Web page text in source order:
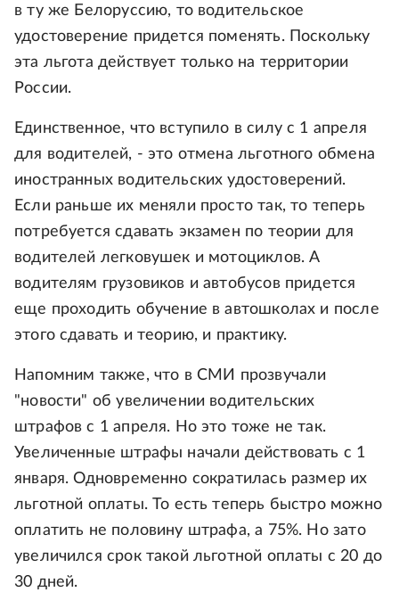
в ту же Белоруссию, то водительское
удостоверение придется поменять. Поскольку
эта льгота действует только на территории
России.
Единственное, что вступило в силу с 1 апреля
для водителей, - это отмена льготного обмена
иностранных водительских удостоверений.
Если раньше их меняли просто так, то теперь
потребуется сдавать экзамен по теории для
водителей легковушек и мотоциклов. А
водителям грузовиков и автобусов придется
еще проходить обучение в автошколах и после
этого сдавать и теорию, и практику.
Напомним также, что в СМИ прозвучали
"новости" об увеличении водительских
штрафов с 1 апреля. Но это тоже не так.
Увеличенные штрафы начали действовать с 1
января. Одновременно сократилась размер их
льготной оплаты. То есть теперь быстро можно
оплатить не половину штрафа, а 75%. Но зато
увеличился срок такой льготной оплаты с 20 до
30 дней.